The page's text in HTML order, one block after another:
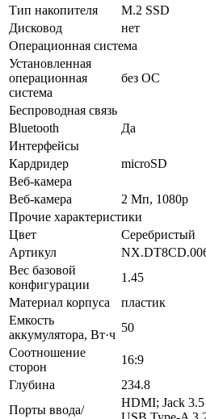
Тип накопителя
M.2 SSD
Дисковод
нет
Операционная система
Установленная
операционная
система
без ОС
Беспроводная связь
Bluetooth
Да
Интерфейсы
Кардридер
microSD
Веб-камера
Веб-камера
2 Мп, 1080p
Прочие характеристики
Цвет
Серебристый
Артикул
Вес базовой
конфигурации
1.45
Материал корпуса
пластик
Емкость
аккумулятора, Вт·ч
50
Соотношение
сторон
16:9
Глубина
234.8
Порты ввода/
HDMI; Jack